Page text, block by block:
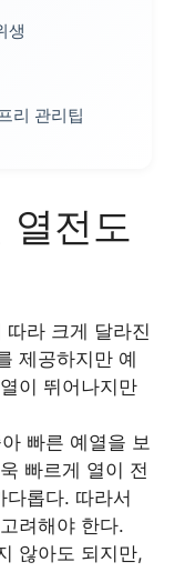
생
리 관리팁
열전도
라 크게 달라진
제공하지만 예
이 뛰어나지만
빠른 예열을 보
빠르게 열이 전
롭다. 따라서
려해야 한다.
않아도 되지만,